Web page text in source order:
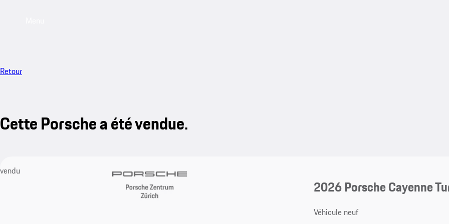
Retour
Cette Porsche a été vendue.
vendu
2026 Porsche Cayenne
Véhicule neuf